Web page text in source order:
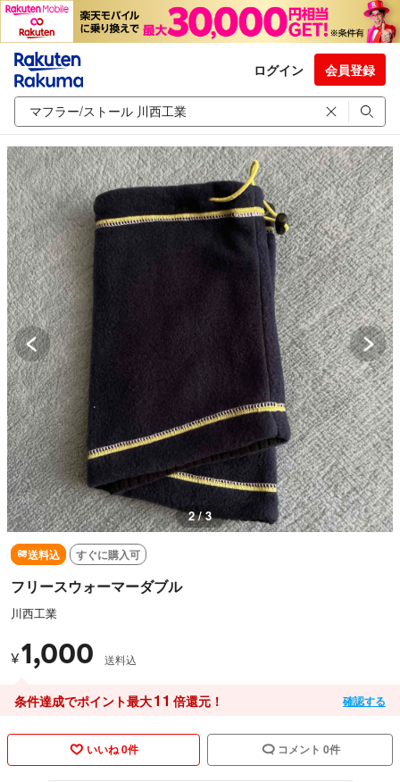
ログイン 会員登録
2 / 3
送料込 すぐに購入可
フリースウォーマーダブル
川西工業
¥1,000 送料込
条件達成でポイント最大11 倍還元！ 確認する
いいね 0件 コメント 0件